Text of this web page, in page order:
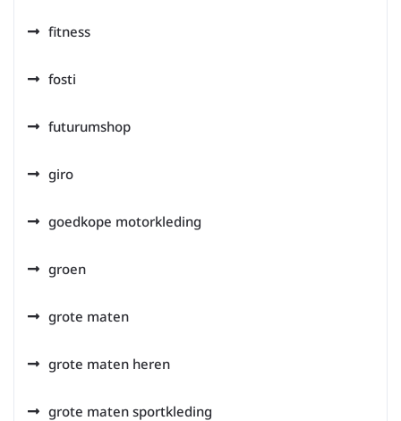
fitness
fosti
futurumshop
giro
goedkope motorkleding
groen
grote maten
grote maten heren
grote maten sportkleding